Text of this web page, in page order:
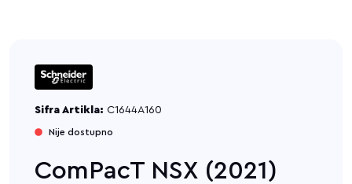
Sifra Artikla: C1644A160
Nije dostupno
ComPacT NSX (2021)